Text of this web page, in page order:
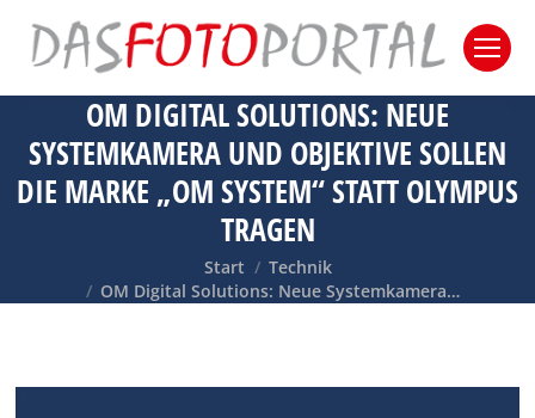
OM DIGITAL SOLUTIONS: NEUE
SYSTEMKAMERA UND OBJEKTIVE SOLLEN
DIE MARKE „OM SYSTEM“ STATT OLYMPUS
TRAGEN
Sie befinden sich hier:
Start
Technik
OM Digital Solutions: Neue Systemkamera…